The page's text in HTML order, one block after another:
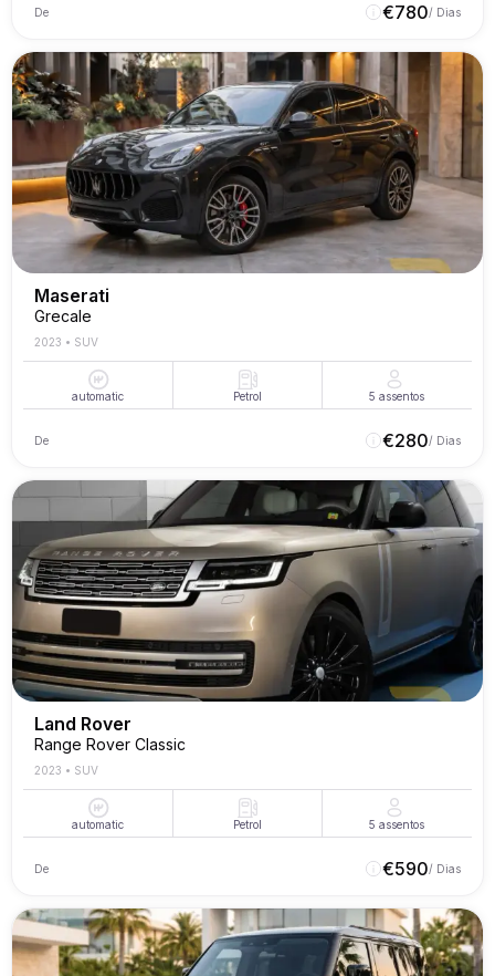
De €780/ Dias
Maserati
Grecale
2023 • SUV
automatic Petrol 5 assentos
De €280/ Dias
Land Rover
Range Rover Classic
2023 • SUV
automatic Petrol 5 assentos
De €590/ Dias